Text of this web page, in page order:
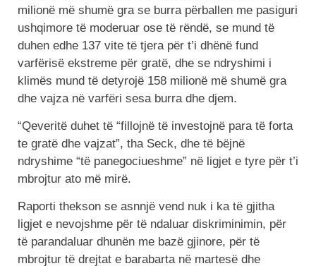
milionë më shumë gra se burra përballen me pasiguri
ushqimore të moderuar ose të rëndë, se mund të
duhen edhe 137 vite të tjera për t’i dhënë fund
varfërisë ekstreme për gratë, dhe se ndryshimi i
klimës mund të detyrojë 158 milionë më shumë gra
dhe vajza në varfëri sesa burra dhe djem.
“Qeveritë duhet të “fillojnë të investojnë para të forta
te gratë dhe vajzat”, tha Seck, dhe të bëjnë
ndryshime “të panegociueshme” në ligjet e tyre për t’i
mbrojtur ato më mirë.
Raporti thekson se asnnjë vend nuk i ka të gjitha
ligjet e nevojshme për të ndaluar diskriminimin, për
të parandaluar dhunën me bazë gjinore, për të
mbrojtur të drejtat e barabarta në martesë dhe